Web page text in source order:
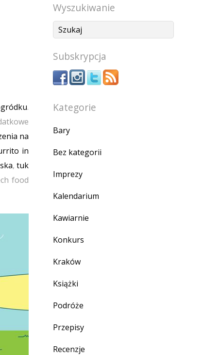
.
na
in
,tuk
food
Wyszukiwanie
Subskrypcja
Kategorie
Bary
Bez kategorii
Imprezy
Kalendarium
Kawiarnie
Konkurs
Kraków
Książki
Podróże
Przepisy
Recenzje